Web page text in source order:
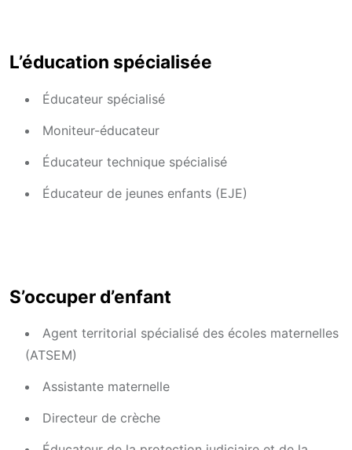
L’éducation spécialisée
Éducateur spécialisé
Moniteur-éducateur
Éducateur technique spécialisé
Éducateur de jeunes enfants (EJE)
S’occuper d’enfant
Agent territorial spécialisé des écoles maternelles
(ATSEM)
Assistante maternelle
Directeur de crèche